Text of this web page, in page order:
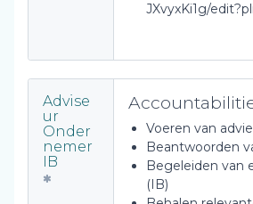
JXvyxKi1g/
Advise
ur
Onder
nemer
IB
Voeren van
Beantwoorden
Begeleiden van
(IB)